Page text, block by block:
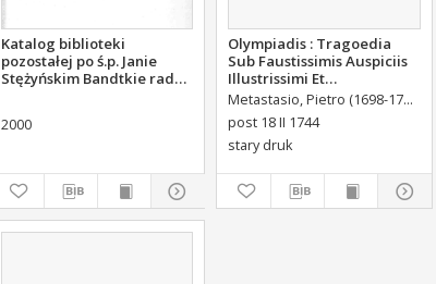
Katalog biblioteki
pozostałej po ś.p. Janie
Stężyńskim Bandtkie radcy
2000
Olympiadis : Tragoedia
Sub Faustissimis Auspiciis
Illustrissimi Et
Eccellentissimi Comitis De
Brühl Liberi Baronis de
Forste & de Pfoerthen [...]
Metastasio, Pietro (1698-1782)
post 18 II 1744
stary druk